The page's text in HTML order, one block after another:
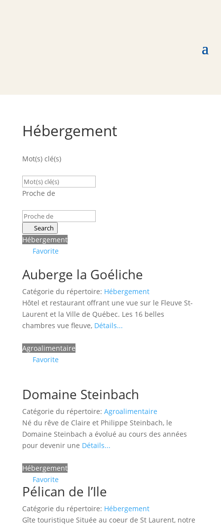
Hébergement
Mot(s) clé(s)
Proche de
Search
Hébergement
Favorite
Auberge la Goéliche
Catégorie du répertoire: Hébergement
Hôtel et restaurant offrant une vue sur le Fleuve St-
Laurent et la Ville de Québec. Les 16 belles
chambres vue fleuve, Détails...
Agroalimentaire
Favorite
Domaine Steinbach
Catégorie du répertoire: Agroalimentaire
Né du rêve de Claire et Philippe Steinbach, le
Domaine Steinbach a évolué au cours des années
pour devenir une Détails...
Hébergement
Favorite
Pélican de l’Ile
Catégorie du répertoire: Hébergement
Gîte touristique Située au coeur de St Laurent, notre